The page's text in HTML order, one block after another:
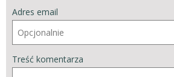
Adres email
Treść komentarza